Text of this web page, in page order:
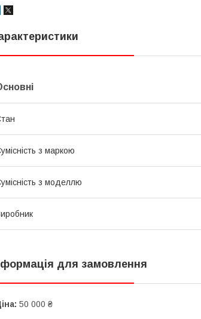
з маркою
з моделлю
для замовлення
50 000 ₴